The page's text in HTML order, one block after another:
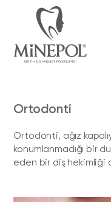
Ortodonti
Ortodonti, ağız
konumlanmadığı bir
eden bir diş hekimliği